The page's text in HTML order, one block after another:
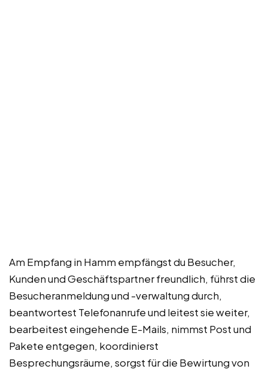
Am Empfang in Hamm empfängst du Besucher,
Kunden und Geschäftspartner freundlich, führst die
Besucheranmeldung und -verwaltung durch,
beantwortest Telefonanrufe und leitest sie weiter,
bearbeitest eingehende E-Mails, nimmst Post und
Pakete entgegen, koordinierst
Besprechungsräume, sorgst für die Bewirtung von